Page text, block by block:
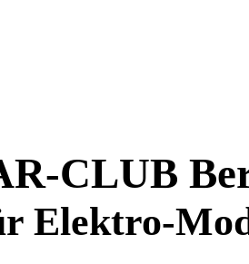
CLUB
Elektro-